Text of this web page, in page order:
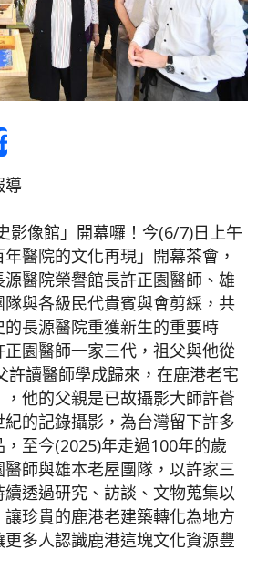
導
影像館」開幕囉！今(6/7)日上午
醫院的文化再現」開幕茶會，
醫院榮譽館長許正園醫師、雄
與各級民代貴賓與會剪綵，共
長源醫院重獲新生的重要時
園醫師一家三代，祖父與他從
許讀醫師學成歸來，在鹿港老宅
他的父親是已故攝影大師許蒼
的記錄攝影，為台灣留下許多
至今(2025)年走過100年的歲
師與雄本老屋團隊，以許家三
透過研究、訪談、文物蒐集以
珍貴的鹿港老建築轉化為地方
多人認識鹿港這塊文化資源豐